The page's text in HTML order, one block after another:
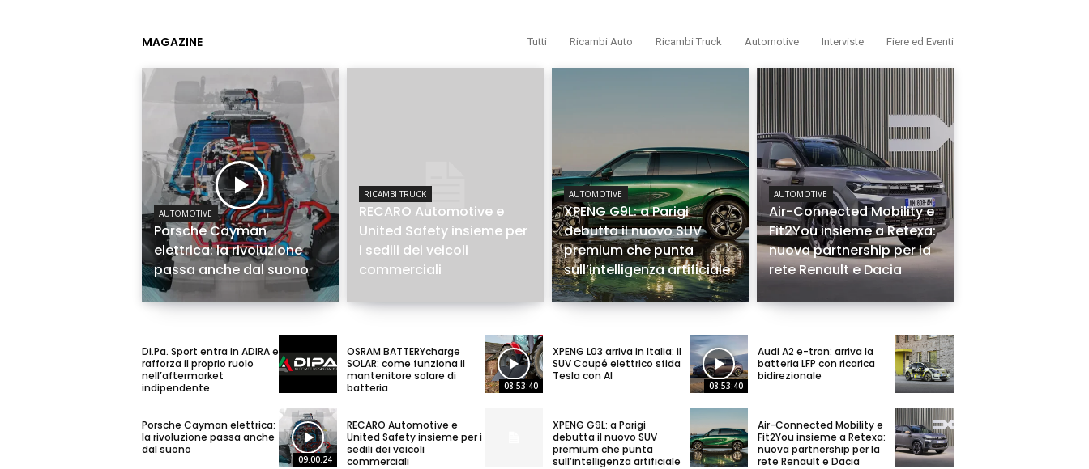
MAGAZINE Tutti Ricambi Auto Ricambi Truck Automotive Interviste Fiere ed Eventi
AUTOMOTIVE
Porsche Cayman
elettrica: la rivoluzione
passa anche dal suono
RICAMBI TRUCK
RECARO Automotive e
United Safety insieme per
i sedili dei veicoli
commerciali
AUTOMOTIVE
XPENG G9L: a Parigi
debutta il nuovo SUV
premium che punta
sull’intelligenza artificiale
AUTOMOTIVE
Air-Connected Mobility e
Fit2You insieme a Retexa:
nuova partnership per la
rete Renault e Dacia
Di.Pa. Sport entra in ADIRA e
rafforza il proprio ruolo
nell’aftermarket
indipendente
08:53:40
OSRAM BATTERYcharge
SOLAR: come funziona il
mantenitore solare di
batteria
08:53:40
XPENG L03 arriva in Italia: il
SUV Coupé elettrico sfida
Tesla con AI
Audi A2 e-tron: arriva la
batteria LFP con ricarica
bidirezionale
09:00:24
Porsche Cayman elettrica:
la rivoluzione passa anche
dal suono
RECARO Automotive e
United Safety insieme per i
sedili dei veicoli
commerciali
XPENG G9L: a Parigi
debutta il nuovo SUV
premium che punta
sull’intelligenza artificiale
Air-Connected Mobility e
Fit2You insieme a Retexa:
nuova partnership per la
rete Renault e Dacia